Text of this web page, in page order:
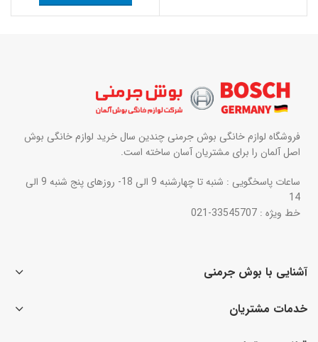
فروشگاه لوازم خانگی بوش جرمنی چندین سال خرید لوازم خانگی بوش
اصل آلمان را برای مشتریان آسان ساخته است.
ساعات پاسخگویی : شنبه تا چهارشنبه 9 الی 18- روزهای پنج شنبه 9 الی
14
خط ویژه : 33545707-021
آشنایی با بوش جرمنی
خدمات مشتریان